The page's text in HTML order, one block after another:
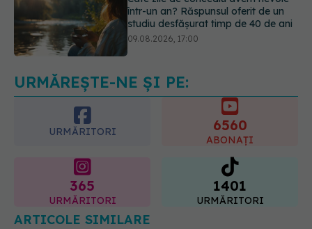
Reclamele din platformele medicale
AI pot influența prescrierea
URMĂREȘTE-NE ȘI PE:
URMĂRITORI 6560
ABONAȚI
365
URMĂRITORI
1401
URMĂRITORI
ARTICOLE SIMILARE